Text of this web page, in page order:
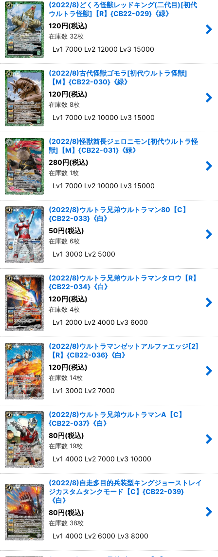
(2022/8)どくろ怪獣レッドキング(二代目)[初代
ウルトラ怪獣]【R】{CB22-029}《緑》
120 円(税込)
在庫数 32枚
Lv1 7000 Lv2 12000 Lv3 15000
(2022/8)古代怪獣ゴモラ[初代ウルトラ怪獣]
【M】{CB22-030}《緑》
120 円(税込)
在庫数 8枚
Lv1 7000 Lv2 10000 Lv3 15000
(2022/8)怪獣酋長ジェロニモン[初代ウルトラ怪
獣]【M】{CB22-031}《緑》
280 円(税込)
在庫数 1枚
Lv1 7000 Lv2 10000 Lv3 15000
(2022/8)ウルトラ兄弟ウルトラマン80【C】
{CB22-033}《白》
50 円(税込)
在庫数 6枚
Lv1 3000 Lv2 5000
(2022/8)ウルトラ兄弟ウルトラマンタロウ【R】
{CB22-034}《白》
120 円(税込)
在庫数 4枚
Lv1 2000 Lv2 4000 Lv3 6000
(2022/8)ウルトラマンゼットアルファエッジ[2]
【R】{CB22-036}《白》
120 円(税込)
在庫数 14枚
Lv1 3000 Lv2 7000
(2022/8)ウルトラ兄弟ウルトラマンA【C】
{CB22-037}《白》
80 円(税込)
在庫数 19枚
Lv1 4000 Lv2 7000 Lv3 10000
(2022/8)自走多目的兵装型キングジョーストレイ
ジカスタムタンクモード【C】{CB22-039}
《白》
80 円(税込)
在庫数 38枚
Lv1 4000 Lv2 6000 Lv3 8000